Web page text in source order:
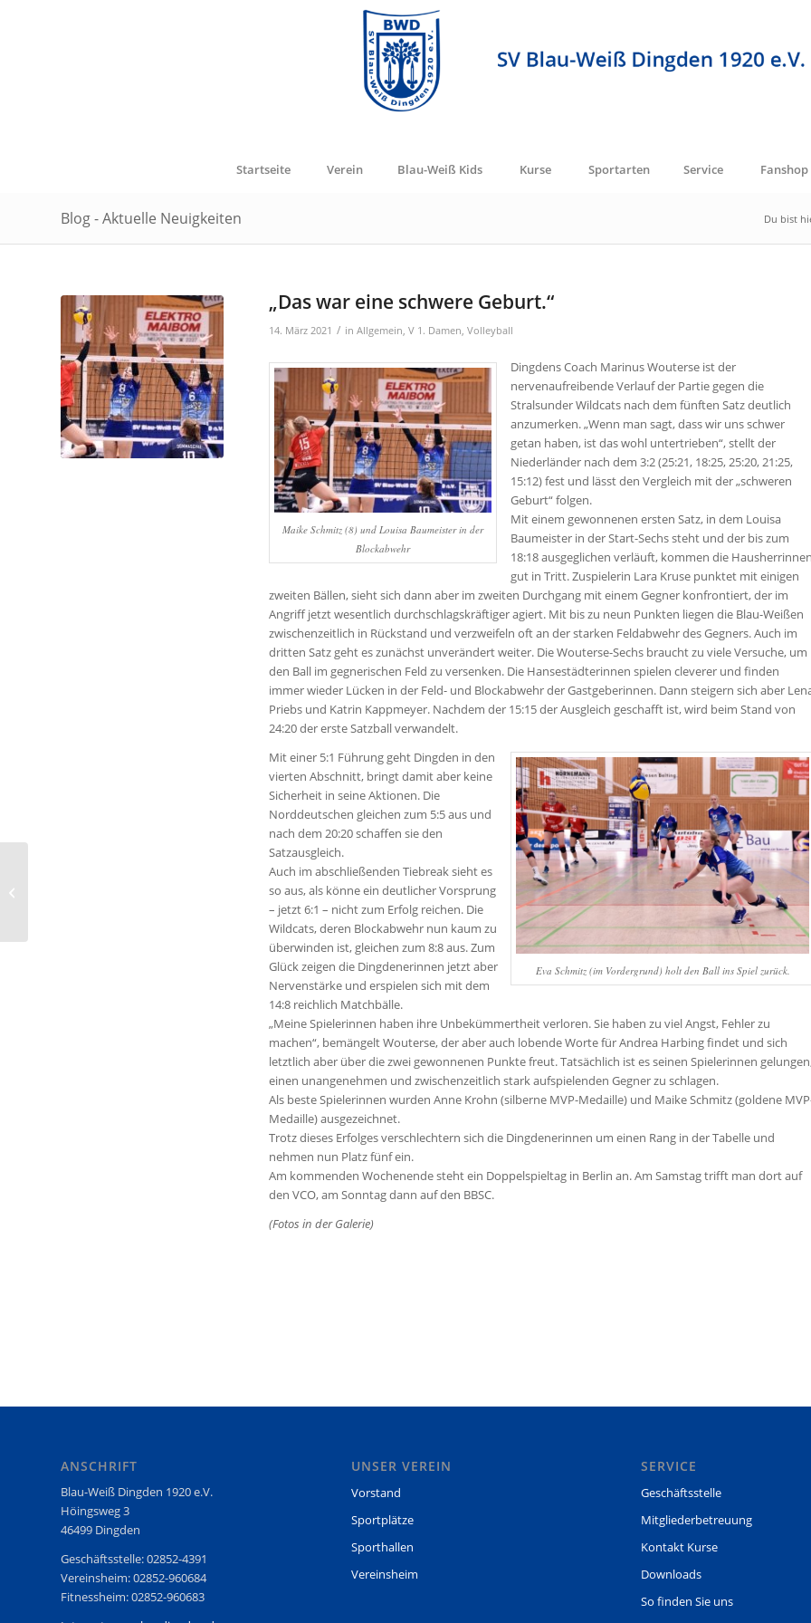
Startseite Verein Blau-Weiß Kids Kurse Sportarten Service Fanshop
Blog - Aktuelle Neuigkeiten Du bist
„Das war eine schwere Geburt.“
14. März 2021 / in Allgemein, V 1. Damen, Volleyball
Maike Schmitz (8) und Louisa Baumeister in der
Blockabwehr
Dingdens Coach Marinus Wouterse ist der
nervenaufreibende Verlauf der Partie gegen die
Stralsunder Wildcats nach dem fünften Satz deutlich
anzumerken. „Wenn man sagt, dass wir uns schwer
getan haben, ist das wohl untertrieben“, stellt der
Niederländer nach dem 3:2 (25:21, 18:25, 25:20, 21:25,
15:12) fest und lässt den Vergleich mit der „schweren
Geburt“ folgen.
Mit einem gewonnenen ersten Satz, in dem Louisa
Baumeister in der Start-Sechs steht und der bis zum
18:18 ausgeglichen verläuft, kommen die
gut in Tritt. Zuspielerin Lara Kruse punktet mit einigen
zweiten Bällen, sieht sich dann aber im zweiten Durchgang mit einem Gegner konfrontiert, der im
Angriff jetzt wesentlich durchschlagskräftiger agiert. Mit bis zu neun Punkten liegen die Blau-Weißen
zwischenzeitlich in Rückstand und verzweifeln oft an der starken Feldabwehr des Gegners. Auch im
dritten Satz geht es zunächst unverändert weiter. Die Wouterse-Sechs braucht zu viele Versuche, um
den Ball im gegnerischen Feld zu versenken. Die Hansestädterinnen spielen cleverer und finden
immer wieder Lücken in der Feld- und Blockabwehr der Gastgeberinnen. Dann steigern sich aber
Priebs und Katrin Kappmeyer. Nachdem der 15:15 der Ausgleich geschafft ist, wird beim Stand von
24:20 der erste Satzball verwandelt.
Eva Schmitz (im Vordergrund) holt den Ball ins Spiel zurück.
Mit einer 5:1 Führung geht Dingden in den
vierten Abschnitt, bringt damit aber keine
Sicherheit in seine Aktionen. Die
Norddeutschen gleichen zum 5:5 aus und
nach dem 20:20 schaffen sie den
Satzausgleich.
Auch im abschließenden Tiebreak sieht es
so aus, als könne ein deutlicher Vorsprung
– jetzt 6:1 – nicht zum Erfolg reichen. Die
Wildcats, deren Blockabwehr nun kaum zu
überwinden ist, gleichen zum 8:8 aus. Zum
Glück zeigen die Dingdenerinnen jetzt aber
Nervenstärke und erspielen sich mit dem
14:8 reichlich Matchbälle.
„Meine Spielerinnen haben ihre Unbekümmertheit verloren. Sie haben zu viel Angst, Fehler zu
machen“, bemängelt Wouterse, der aber auch lobende Worte für Andrea Harbing findet und sich
letztlich aber über die zwei gewonnenen Punkte freut. Tatsächlich ist es seinen Spielerinnen
einen unangenehmen und zwischenzeitlich stark aufspielenden Gegner zu schlagen.
Als beste Spielerinnen wurden Anne Krohn (silberne MVP-Medaille) und Maike Schmitz (goldene
Medaille) ausgezeichnet.
Trotz dieses Erfolges verschlechtern sich die Dingdenerinnen um einen Rang in der Tabelle und
nehmen nun Platz fünf ein.
Am kommenden Wochenende steht ein Doppelspieltag in Berlin an. Am Samstag trifft man dort auf
den VCO, am Sonntag dann auf den BBSC.
(Fotos in der Galerie)
ANSCHRIFT
Blau-Weiß Dingden 1920 e.V.
Höingsweg 3
46499 Dingden
Geschäftsstelle: 02852-4391
Vereinsheim: 02852-960684
Fitnessheim: 02852-960683
UNSER VEREIN
Vorstand
Sportplätze
Sporthallen
Vereinsheim
SERVICE
Geschäftsstelle
Mitgliederbetreuung
Kontakt Kurse
Downloads
So finden Sie uns